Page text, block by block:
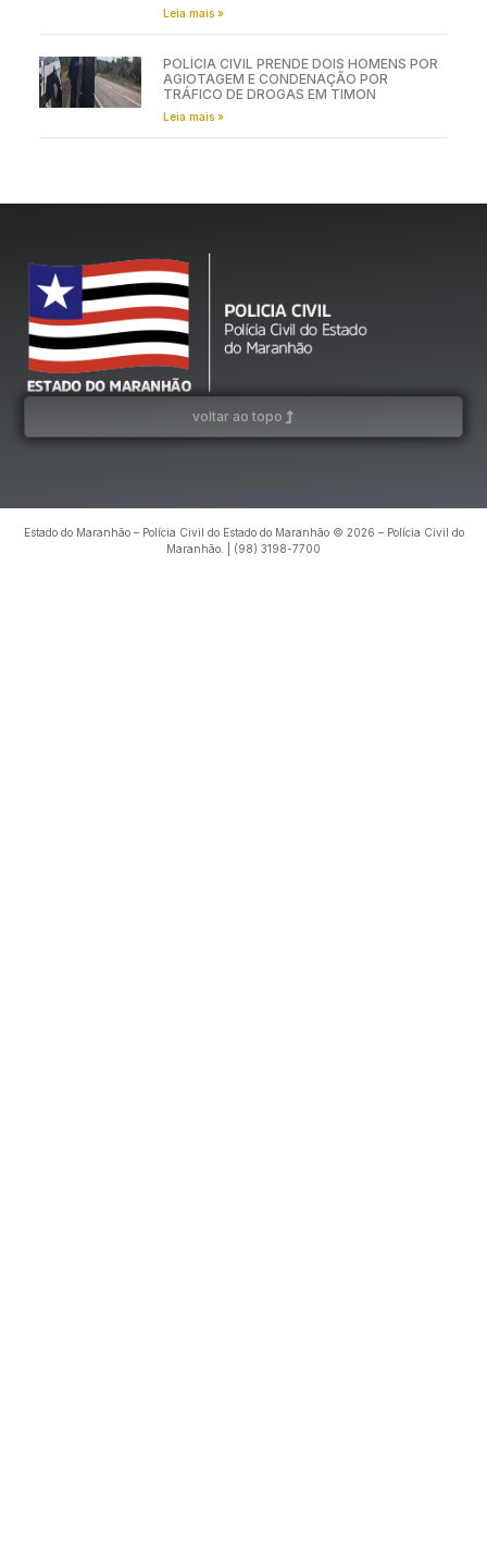
Leia mais »
POLÍCIA CIVIL PRENDE DOIS HOMENS POR
AGIOTAGEM E CONDENAÇÃO POR
TRÁFICO DE DROGAS EM TIMON
Leia mais »
voltar ao topo
Estado do Maranhão – Polícia Civil do Estado do Maranhão © 2026 – Polícia Civil do
Maranhão. | (98) 3198-7700